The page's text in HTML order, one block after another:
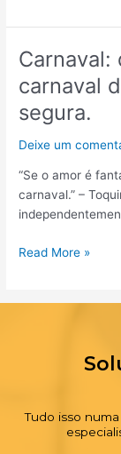
Carnaval:
carnaval
segura.
Deixe um
“Se o amor é
carnaval.” –
Carnaval:
para
aproveitar
carnaval
de
maneira
consciente
segura.
Read More »
Tudo isso